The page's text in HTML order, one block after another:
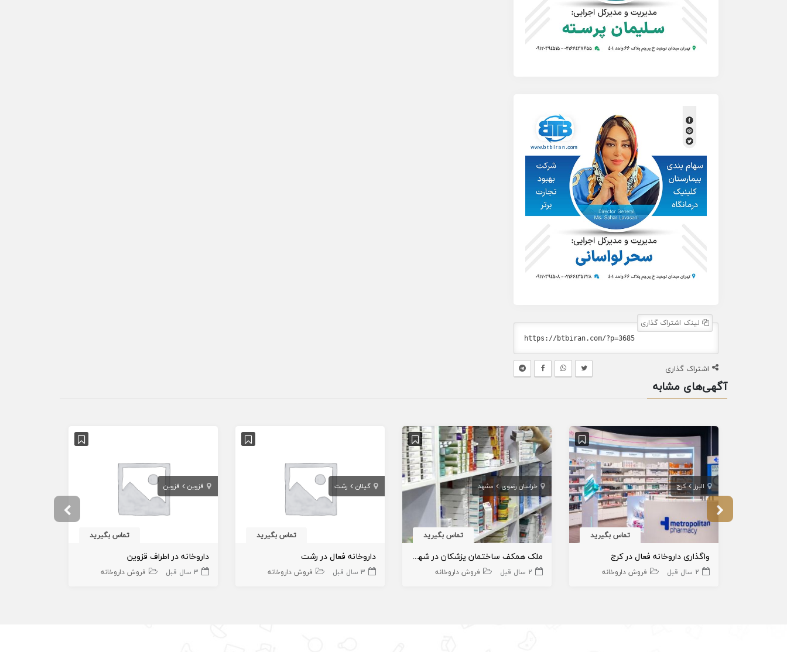
لینک اشتراک گذاری
اشتراک گذاری
آگهی‌های مشابه
البرز کرج
تماس بگیرید
واگذاری داروخانه فعال در کرج
2 سال قبل فروش داروخانه
خراسان رضوی مشهد
تماس بگیرید
ملک همکف ساختمان پزشکان در شهر مشهد اجاره داده میشود
2 سال قبل فروش داروخانه
گیلان رشت
تماس بگیرید
داروخانه فعال در رشت
3 سال قبل فروش داروخانه
قزوین قزوین
تماس بگیرید
داروخانه در اطراف قزوین
3 سال قبل فروش داروخانه